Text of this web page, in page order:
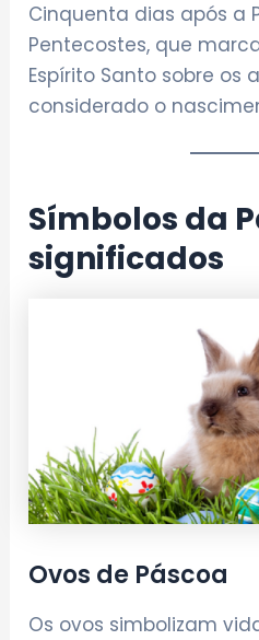
Cinquenta dias após a
Pentecostes, que
Espírito Santo sobre os
considerado o
Símbolos da
significados
Ovos de Páscoa
Os ovos simbolizam